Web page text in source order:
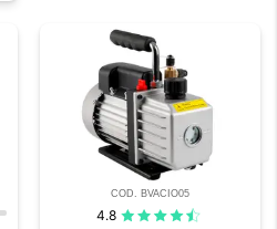
COD. BVACIO05
4.8